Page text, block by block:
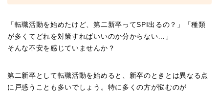
「転職活動を始めたけど、第二新卒ってSPI出るの？」「種類
が多くてどれを対策すればいいのか分からない…」
そんな不安を感じていませんか？
第二新卒として転職活動を始めると、新卒のときとは異なる点
に戸惑うことも多いでしょう。特に多くの方が悩むのが